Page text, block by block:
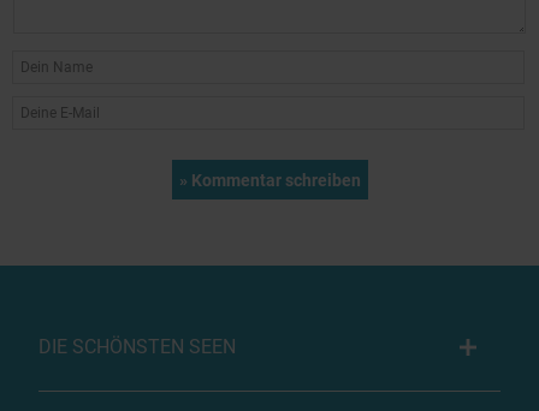
DIE SCHÖNSTEN SEEN